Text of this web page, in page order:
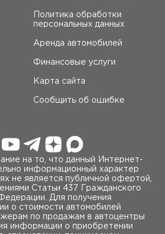
Политика обработки
персональных данных
Аренда автомобилей
Финансовые услуги
Карта сайта
Сообщить об ошибке
на то, что данный Интернет-
информационный характер
не является публичной офертой,
Статьи 437 Гражданского
Для получения
о стоимости автомобилей
по продажам в автоцентры
информации о приобретении